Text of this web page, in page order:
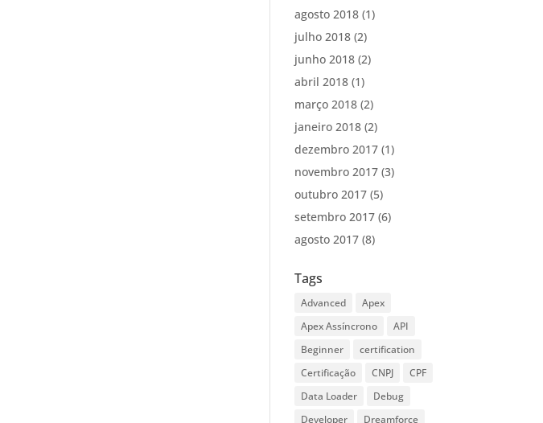
agosto 2018 (1)
julho 2018 (2)
junho 2018 (2)
abril 2018 (1)
março 2018 (2)
janeiro 2018 (2)
dezembro 2017 (1)
novembro 2017 (3)
outubro 2017 (5)
setembro 2017 (6)
agosto 2017 (8)
Tags
Advanced
Apex
Apex Assíncrono
API
Beginner
certification
Certificação
CNPJ
CPF
Data Loader
Debug
Developer
Dreamforce